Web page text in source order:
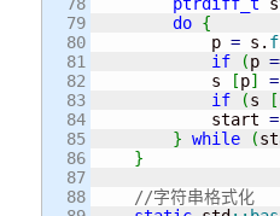
78
79
80
81
82
83
84
85
86
87
88
ptrdiff_t
do {
            p
= s.
if
(p
            s
[p] =
if
(s [
            start
=
} while (
}
//字符串格式化